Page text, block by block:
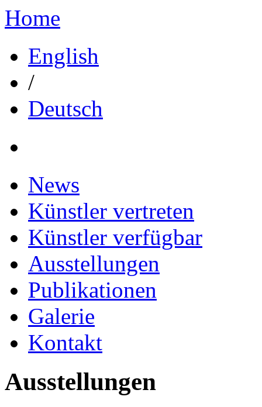
Home
English
/
Deutsch
News
Künstler vertreten
Künstler verfügbar
Ausstellungen
Publikationen
Galerie
Kontakt
Ausstellungen